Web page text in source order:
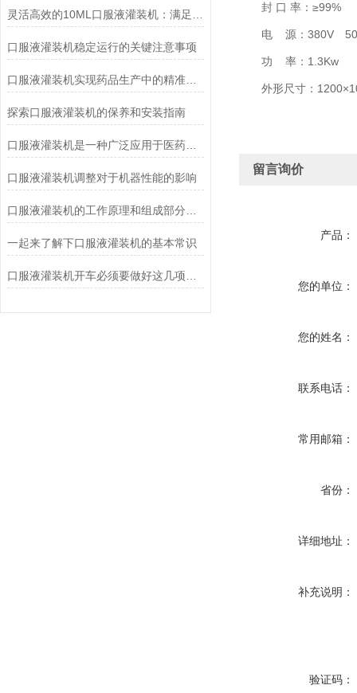
口服液灌装机稳定运行的关键注意事项
口服液灌装机实现药品生产中的精准计量与控制
探索口服液灌装机的保养和安装指南
口服液灌装机调整对于机器性能的影响
一起来了解下口服液灌装机的基本常识
封 口 率：≥99%
电 源：380V
功 率：1.3Kw
外形尺寸：
留言询价
产品：
您的单位：
您的姓名：
联系电话：
常用邮箱：
省份：
详细地址：
补充说明：
验证码：